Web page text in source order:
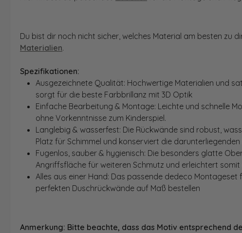
Du bist dir noch nicht sicher, welches Material am besten zu
Materialien.
Spezifikationen:
Ausgezeichnete Qualität: Hochwertige Materialien und
sorgt für die beste Farbbrillanz mit 3D Optik
Einfache Bearbeitung & Montage: Leichte und schnelle
ohne Vorkenntnisse zum Kinderspiel.
Langlebig & wasserfest: Die Rückwände sind robust,
Platz für Schimmel und konserviert die darunterliegenden
Fugenlos, sauber & hygienisch: Die besonders glatte
Angriffsfläche für weiteren Schmutz und erleichtert somit
Alles aus einer Hand: Das passende dedeco
perfekten Duschrückwände auf Maß bestellen
Anmerkung: Bitte beachte, dass das Motiv entsprechend